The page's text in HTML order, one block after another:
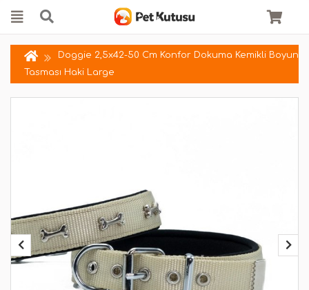
Doggie 2,5x42-50 Cm Konfor Dokuma Kemikli Boyun
Tasması Haki Large